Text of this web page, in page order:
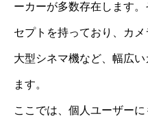
ーカーが多数存在します
セプトを持っており、カメ
大型シネマ機など、幅広
ます。
ここでは、個人ユーザー